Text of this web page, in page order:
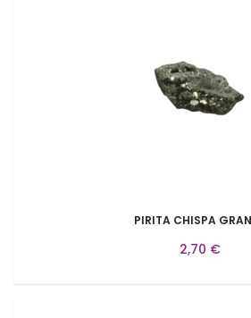
PIRITA CHISPA
2,70 €